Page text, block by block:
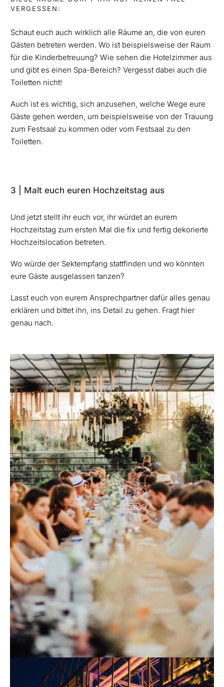
VERGESSEN:
Schaut euch auch wirklich alle Räume an, die von euren
Gästen betreten werden. Wo ist beispielsweise der Raum
für die Kinderbetreuung? Wie sehen die Hotelzimmer aus
und gibt es einen Spa-Bereich? Vergesst dabei auch die
Toiletten nicht!
Auch ist es wichtig, sich anzusehen, welche Wege eure
Gäste gehen werden, um beispielsweise von der Trauung
zum Festsaal zu kommen oder vom Festsaal zu den
Toiletten.
3 | Malt euch euren Hochzeitstag aus
Und jetzt stellt ihr euch vor, ihr würdet an eurem
Hochzeitstag zum ersten Mal die fix und fertig dekorierte
Hochzeitslocation betreten.
Wo würde der Sektempfang stattfinden und wo könnten
eure Gäste ausgelassen tanzen?
Lasst euch von eurem Ansprechpartner dafür alles genau
erklären und bittet ihn, ins Detail zu gehen. Fragt hier
genau nach.